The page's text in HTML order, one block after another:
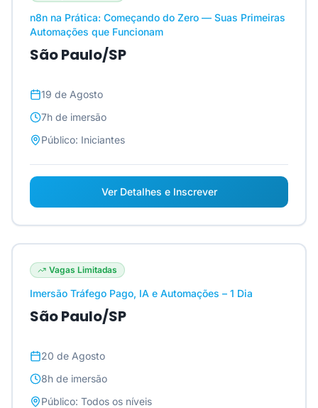
n8n na Prática: Começando do Zero — Suas Primeiras
Automações que Funcionam
São Paulo/SP
19 de Agosto
7h de imersão
Público: Iniciantes
Ver Detalhes e Inscrever
Vagas Limitadas
Imersão Tráfego Pago, IA e Automações – 1 Dia
São Paulo/SP
20 de Agosto
8h de imersão
Público: Todos os níveis